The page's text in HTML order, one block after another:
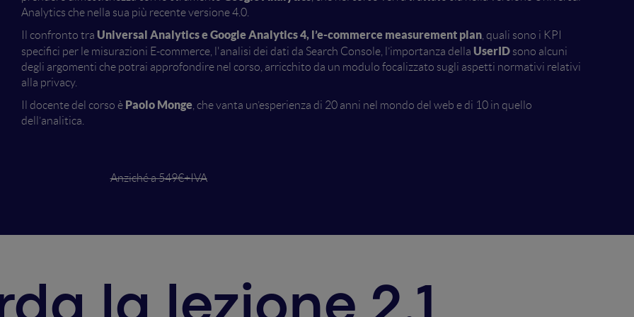
Analytics che nella sua più recente versione 4.0.
Il confronto tra Universal Analytics e Google Analytics 4, l’e-commerce measurement plan , quali sono i KPI
specifici per le misurazioni E-commerce, l'analisi dei dati da Search Console, l’importanza della UserID sono alcuni
degli argomenti che potrai approfondire nel corso, arricchito da un modulo focalizzato sugli aspetti normativi relativi
alla privacy.
Il docente del corso è Paolo Monge , che vanta un’esperienza di 20 anni nel mondo del web e di 10 in quello
dell’analitica.
Anziché a 549€+IVA